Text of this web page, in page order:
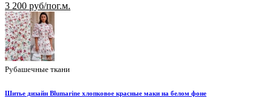
3 200 руб/пог.м.
Рубашечные ткани
Шитье дизайн Blumarine хлопковое красные маки на белом фоне